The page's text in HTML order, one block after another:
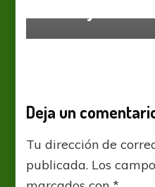
Deja un
Tu dirección de
publicada. Los